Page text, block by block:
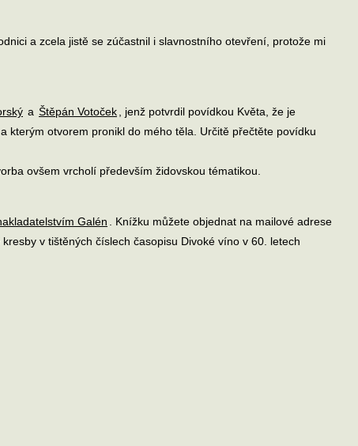
a zcela jistě se zúčastnil i slavnostního otevření, protože mi
a Štěpán Votoček
, jenž potvrdil povídkou Květa, že je
kterým otvorem pronikl do mého těla. Určitě přečtěte povídku
ovšem vrcholí především židovskou tématikou.
Galén
. Knížku můžete objednat na mailové adrese
v tištěných číslech časopisu Divoké víno v 60. letech